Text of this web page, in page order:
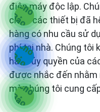
điện máy độc lập.
chữa các thiết bị đã
hàng có nhu cầu sử
phí tại nhà. Chúng tôi
hành ủy quyền của
được nhắc đến
mà chúng tôi cung